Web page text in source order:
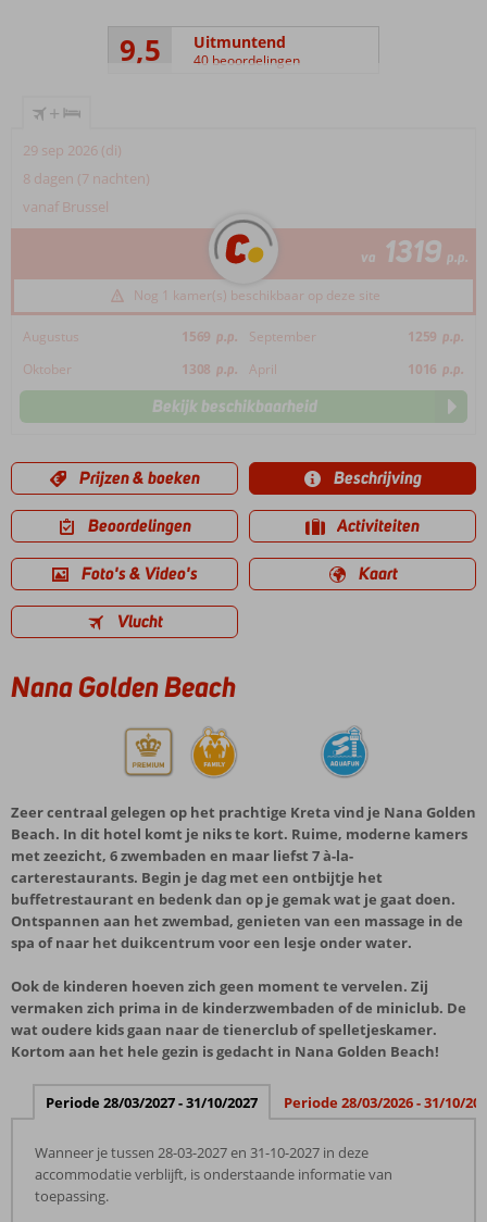
9,5 Uitmuntend
40 beoordelingen
+
29 sep 2026 (di)
8 dagen (7 nachten)
vanaf Brussel
va 1319 p.p.
Nog 1 kamer(s) beschikbaar op deze site
Augustus 1569 p.p. September 1259 p.p.
Oktober
1308 p.p. April 1016 p.p.
Bekijk beschikbaarheid
Prijzen & boeken Beschrijving
Beoordelingen Activiteiten
Foto's & Video's Kaart
Vlucht
Nana Golden Beach
Zeer centraal gelegen op het prachtige Kreta vind je Nana Golden
Beach. In dit hotel komt je niks te kort. Ruime, moderne kamers
met zeezicht, 6 zwembaden en maar liefst 7 à-la-
carterestaurants. Begin je dag met een ontbijtje het
buffetrestaurant en bedenk dan op je gemak wat je gaat doen.
Ontspannen aan het zwembad, genieten van een massage in de
spa of naar het duikcentrum voor een lesje onder water.
Ook de kinderen hoeven zich geen moment te vervelen. Zij
vermaken zich prima in de kinderzwembaden of de miniclub. De
wat oudere kids gaan naar de tienerclub of spelletjeskamer.
Kortom aan het hele gezin is gedacht in Nana Golden Beach!
Periode 28/03/2027 - 31/10/2027 Periode 28/03/2026 - 31/10/
Wanneer je tussen 28-03-2027 en 31-10-2027 in deze
accommodatie verblijft, is onderstaande informatie van
toepassing.